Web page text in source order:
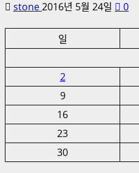
stone2016년 5월 24일
0
일
2
9
16
23
30